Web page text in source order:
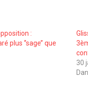
:
plus ‘’sage’’ que
30